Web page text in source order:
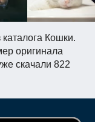
Кошки.
оригинала
скачали 822